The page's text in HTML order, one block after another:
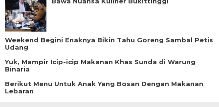
Weekend Begini Enaknya Bikin Tahu Goreng Sambal Petis
Udang
Yuk, Mampir Icip-icip Makanan Khas Sunda di Warung
Binaria
Berikut Menu Untuk Anak Yang Bosan Dengan Makanan
Lebaran